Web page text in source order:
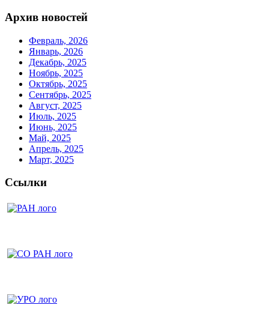
Архив новостей
Февраль, 2026
Январь, 2026
Декабрь, 2025
Ноябрь, 2025
Октябрь, 2025
Сентябрь, 2025
Август, 2025
Июль, 2025
Июнь, 2025
Май, 2025
Апрель, 2025
Март, 2025
Ссылки